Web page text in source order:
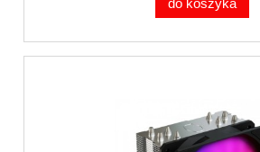
do koszyka